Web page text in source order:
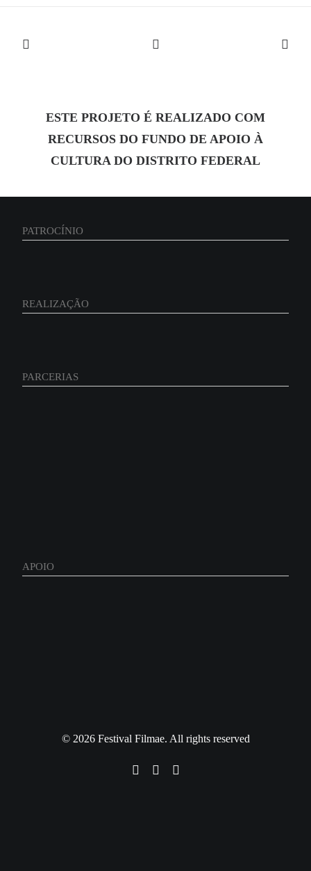
ESTE PROJETO É REALIZADO COM
RECURSOS DO FUNDO DE APOIO À
CULTURA DO DISTRITO FEDERAL
PATROCÍNIO
REALIZAÇÃO
PARCERIAS
APOIO
© 2026 Festival Filmae. All rights reserved